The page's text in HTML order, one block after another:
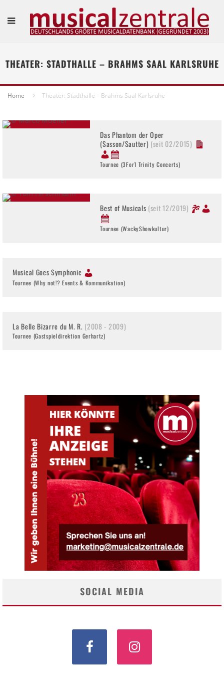
THEATER: STADTHALLE – BRAHMS SAAL KARLSRUHE
Home Theater: Stadthalle – Brahms Saal Karlsruhe
Das Phantom der Oper
(Sasson/Sautter) (seit 02/2015)
Tournee (3For1 Trinity Concerts)
Best of Musicals (seit 12/2019)
Tournee (WackyShowkultur)
Musical Goes Symphonic
Tournee (Why not!? Events & Kommunikation)
La Belle Bizarre du M. R. (2008 - 2009)
Tournee (Gastspieldirektion Gerhartz)
SOCIAL MEDIA